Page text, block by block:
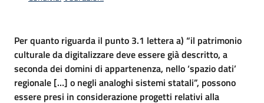
Opportunità
Progetti
Per quanto riguarda il punto 3.1 lettera a) “il patrimonio
culturale da digitalizzare deve essere già descritto, a
seconda dei domini di appartenenza, nello ‘spazio dati’
regionale […] o negli analoghi sistemi statali”, possono
essere presi in considerazione progetti relativi alla